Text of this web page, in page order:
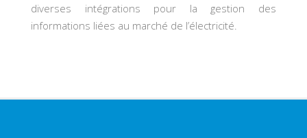
diverses intégrations pour la gestion des
informations liées au marché de l’électricité.